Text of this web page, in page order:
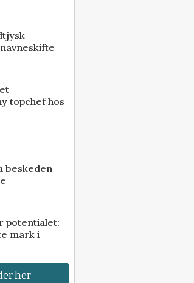
topchef hos
beskeden
potentialet:
mark i
her